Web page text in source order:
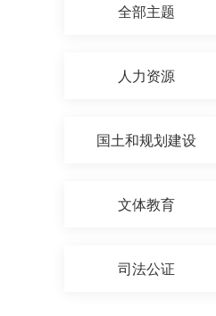
全部主题
人力资源
国土和规划建设
文体教育
司法公证